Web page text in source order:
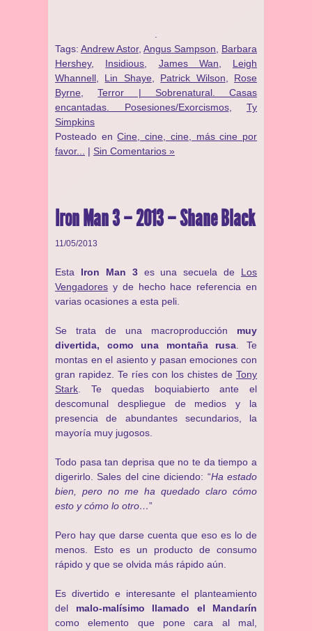
Tags: Andrew Astor, Angus Sampson
Barbara
Hershey, Insidious James Wan
Leigh
Whannell
Lin Shaye Patrick Wilson
Rose
Byrne ,Terror | Sobrenatural. Casas
encantadas. Posesiones/Exorcismos, Ty
Simpkins
Posteado enCine, cine, cine, más cine por
favor...
| Sin Comentarios »
Iron Man 3 – 2013 – Shane Black
11/05/2013
Esta Iron Man 3es una secuela de Los
Vengadores y de hecho hace referencia en
varias ocasiones a esta peli.
Se trata de una macroproducción muy
divertida, como una montaña rusa . Te
montas en el asiento y pasan emociones con
gran rapidez. Te ríes con los chistes de Tony
Stark . Te quedas boquiabierto ante el
descomunal despliegue de medios y la
presencia de abundantes secundarios, la
mayoría muy jugosos.
Todo pasa tan deprisa que no te da tiempo a
digerirlo. Sales del cine diciendo: “Ha estado
bien, pero no me ha quedado claro cómo
esto y cómo lo otro…”
Pero hay que darse cuenta que eso es lo de
menos. Esto es un producto de consumo
rápido y que se olvida más rápido aún.
Es divertido e interesante el planteamiento
del malo-malísimo llamado el Mandarín
como elemento que pone cara al mal,